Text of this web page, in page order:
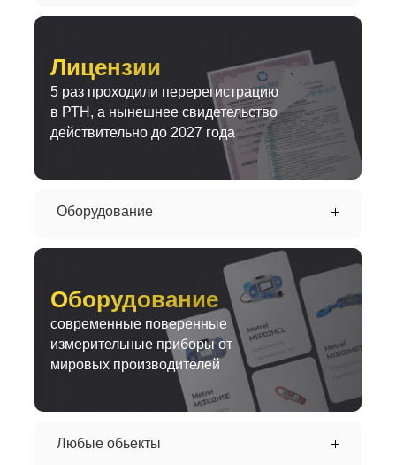
Лицензии
5 раз проходили перерегистрацию
в РТН, а нынешнее свидетельство
действительно до 2027 года
Оборудование
Оборудование
современные поверенные
измерительные приборы от
мировых производителей
Любые обьекты